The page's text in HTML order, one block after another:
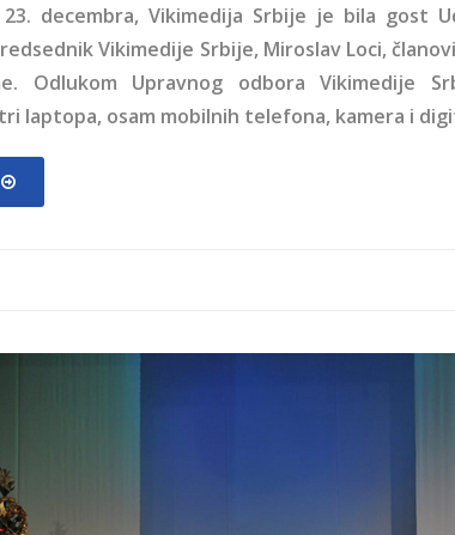
decembra, Vikimedija Srbije je bila gost
Vikimedije Srbije, Miroslav Loci,
Odlukom Upravnog odbora Vikimedije
laptopa, osam mobilnih telefona, kamera i
cuvari-1.jpg